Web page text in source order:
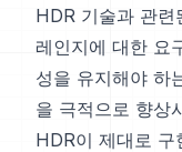
HDR 기술과 관련
레인지에 대한 요
성을 유지해야 하
을 극적으로 향상
HDR이 제대로